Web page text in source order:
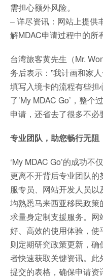
需担心额外风险。
– 详尽资讯：网站上提供
解MDAC申请过程中的所
台湾旅客黄先生（Mr.
务后表示：”我计画和家
填写入境卡的流程有些
了’My MDAC Go’，整个
申请，还省去了很多不必
专业团队，助您畅行无阻
‘My MDAC Go’的成功不
更离不开背后专业团队
服专员、网站开发人员
均熟悉马来西亚移民政
求量身定制支援服务。
好、高效的使用体验，
则定期研究政策更新，
者快速获取关键资讯。
提交的表格，确保申请